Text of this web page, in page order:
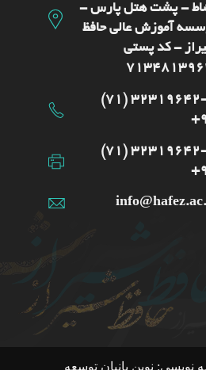
- پشت هتل پارس -
آموزش عالی حافظ
- کد پستی
32319642-5 (71)
32319642-5 (71)
نویسی: نوین بانیان توسعه